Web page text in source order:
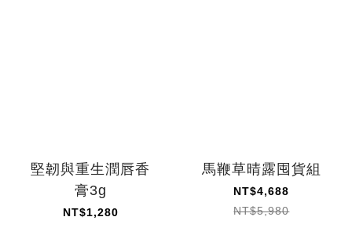
堅韌與重生潤唇香
膏3g
NT$1,280
馬鞭草晴露囤貨組
NT$4,688
NT$5,980